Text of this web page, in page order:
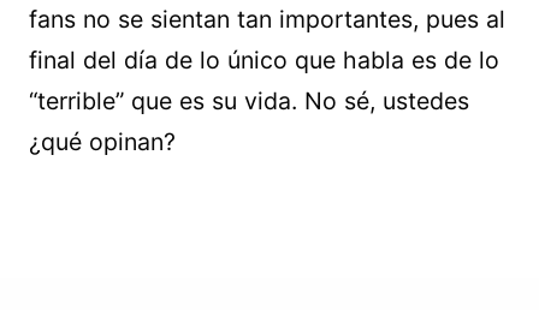
fans no se sientan tan importantes, pues al
final del día de lo único que habla es de lo
“terrible” que es su vida. No sé, ustedes
¿qué opinan?